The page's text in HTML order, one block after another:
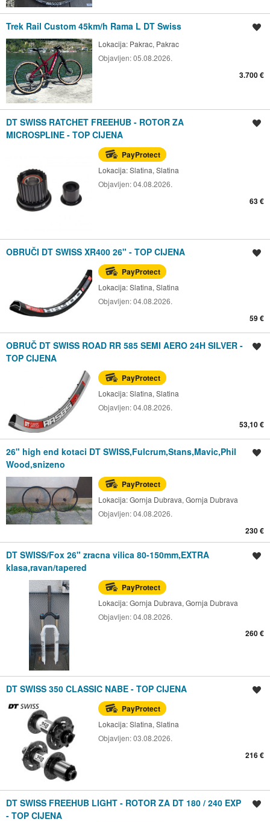
Trek Rail Custom 45km/h Rama L DT Swiss
Lokacija: Pakrac, Pakrac
Objavljen:05.08.2026.
3.700 €
DT SWISS RATCHET FREEHUB - ROTOR ZA
MICROSPLINE - TOP CIJENA
PayProtect
Lokacija:Slatina, Slatina
Objavljen:04.08.2026.
63 €
OBRUČI DT SWISS XR400 26" - TOP CIJENA
PayProtect
Lokacija:Slatina, Slatina
Objavljen:04.08.2026.
59 €
OBRUČ DT SWISS ROAD RR 585 SEMI AERO 24H SILVER -
TOP CIJENA
PayProtect
Lokacija:Slatina, Slatina
Objavljen:04.08.2026.
53,10 €
26" high end kotaci DT SWISS,Fulcrum,Stans,Mavic,Phil
Wood,snizeno
PayProtect
Lokacija:Gornja Dubrava, Gornja Dubrava
Objavljen:04.08.2026.
230 €
DT SWISS/Fox 26" zracna vilica 80-150mm,EXTRA
klasa,ravan/tapered
PayProtect
Lokacija:Gornja Dubrava, Gornja Dubrava
Objavljen:04.08.2026.
260 €
DT SWISS 350 CLASSIC NABE - TOP CIJENA
PayProtect
Lokacija:Slatina, Slatina
Objavljen:03.08.2026.
216 €
DT SWISS FREEHUB LIGHT - ROTOR ZA DT 180 / 240 EXP
- TOP CIJENA